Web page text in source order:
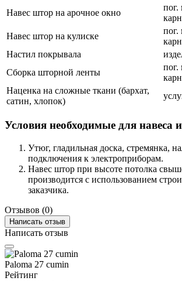
Навес штор на арочное окно
пог.
Навес штор на кулиске
пог.
Настил покрывала
Сборка шторной ленты
пог.
Наценка на сложные ткани (бархат,
сатин, хлопок)
Условия необходимые для
Утюг, гладильная доска, стремянка,
подключения к электроприборам.
Навес штор при высоте потолка
производится с использованием
заказчика.
Отзывов (0)
Написать отзыв
Написать отзыв
Paloma 27 cumin
Рейтинг